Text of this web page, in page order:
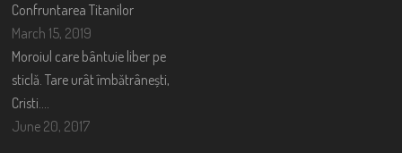
Confruntarea Titanilor
March 15, 2019
Moroiul care bântuie liber pe
sticlă. Tare urât îmbătrânești,
Cristi….
June 20, 2017